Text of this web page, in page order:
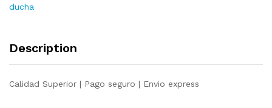
quantity
ducha
Description
Calidad Superior | Pago seguro | Envio express